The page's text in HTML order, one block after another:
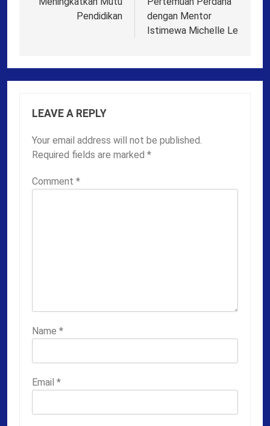
Pendidikan
dengan Mentor
Istimewa Michelle Le
LEAVE A REPLY
Your email address will not be published.
Required fields are marked *
Comment *
Name *
Email *